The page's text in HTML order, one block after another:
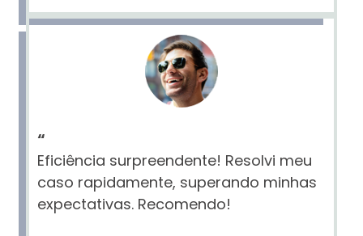
“
Eficiência surpreendente! Resolvi meu
caso rapidamente, superando minhas
expectativas. Recomendo!